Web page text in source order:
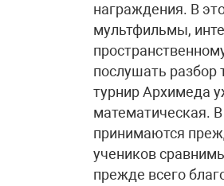
награждения. В
мультфильмы,
послушать
турнир Архимеда
математическая.
принимаются
учеников
прежде всего